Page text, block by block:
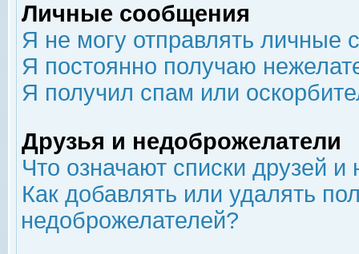
Личные сообщения
Я не могу отправлять личные
Я постоянно получаю
Я получил спам или
Друзья и недоброжелатели
Что означают списки друзей
Как добавлять или удалять
недоброжелателей?